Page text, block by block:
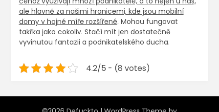
ale hlavně za našimi hranicemi, kde jsou mobilní
domy v hojné míře rozšířené. Mohou fungovat
takřka jako cokoliv. Stačí mít jen dostatečně
vyvinutou fantazii a podnikatelského ducha.
4.2/5 - (8 votes)